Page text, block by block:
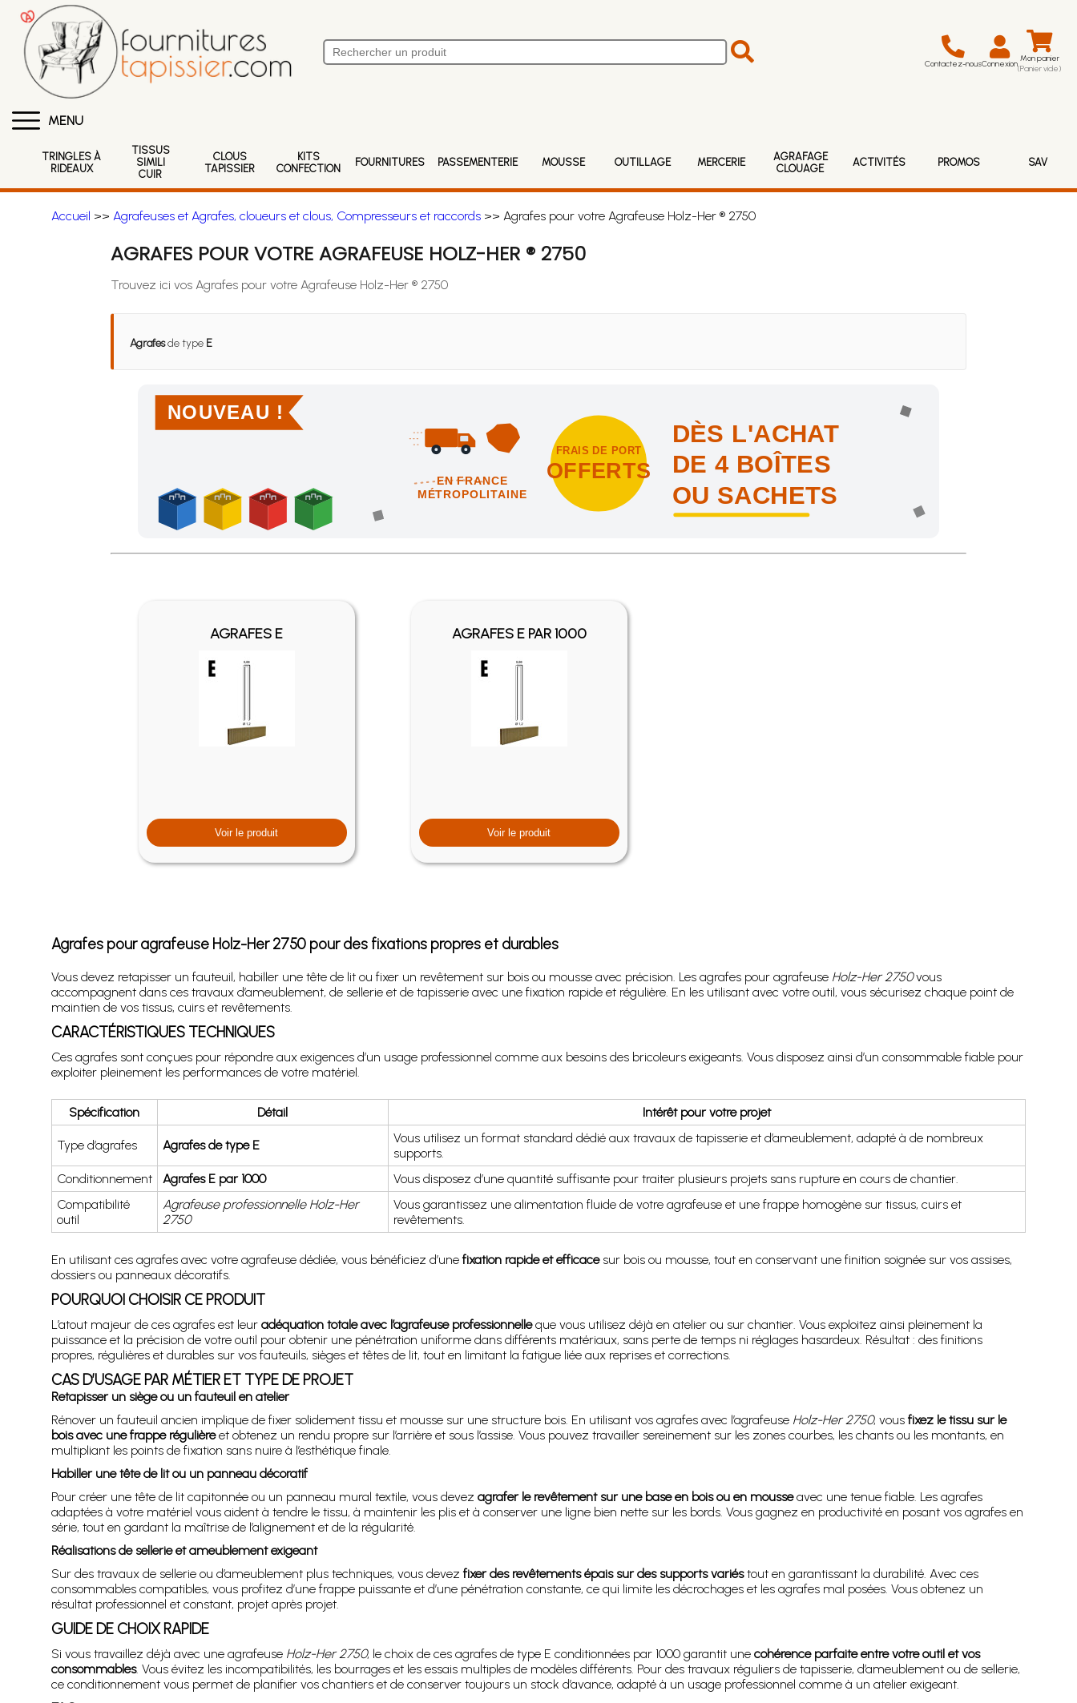
Contactez-nousConnexion Mon panier
(Panier vide)
MENU
TRINGLES À
RIDEAUX
TISSUS
SIMILI
CUIR
CLOUS
TAPISSIER
KITS
CONFECTION
FOURNITURES PASSEMENTERIE MOUSSE OUTILLAGE MERCERIE
AGRAFAGE
CLOUAGE
ACTIVITÉS PROMOS SAV
Accueil >> Agrafeuses et Agrafes, cloueurs et clous, Compresseurs et raccords>> Agrafes pour votre Agrafeuse Holz-Her ® 2750
AGRAFES POUR VOTRE AGRAFEUSE HOLZ-HER ® 2750
Trouvez ici vos Agrafes pour votre Agrafeuse Holz-Her ® 2750
Agrafesde type E
NOUVEAU !
EN FRANCE
MÉTROPOLITAINE
FRAIS DE PORT
OFFERTS
DÈS L'ACHAT
DE 4 BOÎTES
OU SACHETS
Achetez 4 sachets ou boîtes d'agrafes ou de pointes et nous vous offrons les frais de port en France métropolitaine !
AGRAFES E
Voir le produit
AGRAFES E PAR 1000
Voir le produit
Agrafes pour agrafeuse Holz-Her 2750 pour des fixations propres et durables
Vous devez retapisser un fauteuil, habiller une tête de lit ou fixer un revêtement sur bois ou mousse avec précision. Les agrafes pour agrafeuse Holz-Her 2750vous
accompagnent dans ces travaux d’ameublement, de sellerie et de tapisserie avec une fixation rapide et régulière. En les utilisant avec votre outil, vous sécurisez chaque point de
maintien de vos tissus, cuirs et revêtements.
CARACTÉRISTIQUES TECHNIQUES
Ces agrafes sont conçues pour répondre aux exigences d’un usage professionnel comme aux besoins des bricoleurs exigeants. Vous disposez ainsi d’un consommable fiable pour
exploiter pleinement les performances de votre matériel.
Spécification Détail Intérêt pour votre projet
Type d’agrafes Agrafes de type E
Vous utilisez un format standard dédié aux travaux de tapisserie et d’ameublement, adapté à de nombreux
supports.
Conditionnement
Agrafes E par 1000
Vous disposez d’une quantité suffisante pour traiter plusieurs projets sans rupture en cours de chantier.
Compatibilité
outil
Agrafeuse professionnelle Holz-Her
2750
Vous garantissez une alimentation fluide de votre agrafeuse et une frappe homogène sur tissus, cuirs et
revêtements.
En utilisant ces agrafes avec votre agrafeuse dédiée, vous bénéficiez d’une fixation rapide et efficacesur bois ou mousse, tout en conservant une finition soignée sur vos assises,
dossiers ou panneaux décoratifs.
POURQUOI CHOISIR CE PRODUIT
L’atout majeur de ces agrafes est leur adéquation totale avec l’agrafeuse professionnelleque vous utilisez déjà en atelier ou sur chantier. Vous exploitez ainsi pleinement la
puissance et la précision de votre outil pour obtenir une pénétration uniforme dans différents matériaux, sans perte de temps ni réglages hasardeux. Résultat : des finitions
propres, régulières et durables sur vos fauteuils, sièges et têtes de lit, tout en limitant la fatigue liée aux reprises et corrections.
CAS D’USAGE PAR MÉTIER ET TYPE DE PROJET
Retapisser un siège ou un fauteuil en atelier
Rénover un fauteuil ancien implique de fixer solidement tissu et mousse sur une structure bois. En utilisant vos agrafes avec l’agrafeuse Holz-Her 2750, vous fixez le tissu sur le
bois avec une frappe régulièreet obtenez un rendu propre sur l’arrière et sous l’assise. Vous pouvez travailler sereinement sur les zones courbes, les chants ou les montants, en
multipliant les points de fixation sans nuire à l’esthétique finale.
Habiller une tête de lit ou un panneau décoratif
Pour créer une tête de lit capitonnée ou un panneau mural textile, vous devez agrafer le revêtement sur une base en bois ou en mousseavec une tenue fiable. Les agrafes
adaptées à votre matériel vous aident à tendre le tissu, à maintenir les plis et à conserver une ligne bien nette sur les bords. Vous gagnez en productivité en posant vos agrafes en
série, tout en gardant la maîtrise de l’alignement et de la régularité.
Réalisations de sellerie et ameublement exigeant
Sur des travaux de sellerie ou d’ameublement plus techniques, vous devez fixer des revêtements épais sur des supports variéstout en garantissant la durabilité. Avec ces
consommables compatibles, vous profitez d’une frappe puissante et d’une pénétration constante, ce qui limite les décrochages et les agrafes mal posées. Vous obtenez un
résultat professionnel et constant, projet après projet.
GUIDE DE CHOIX RAPIDE
Si vous travaillez déjà avec une agrafeuse Holz-Her 2750, le choix de ces agrafes de type E conditionnées par 1000 garantit une cohérence parfaite entre votre outil et vos
consommables. Vous évitez les incompatibilités, les bourrages et les essais multiples de modèles différents. Pour des travaux réguliers de tapisserie, d’ameublement ou de sellerie,
ce conditionnement vous permet de planifier vos chantiers et de conserver toujours un stock d’avance, adapté à un usage professionnel comme à un atelier exigeant.